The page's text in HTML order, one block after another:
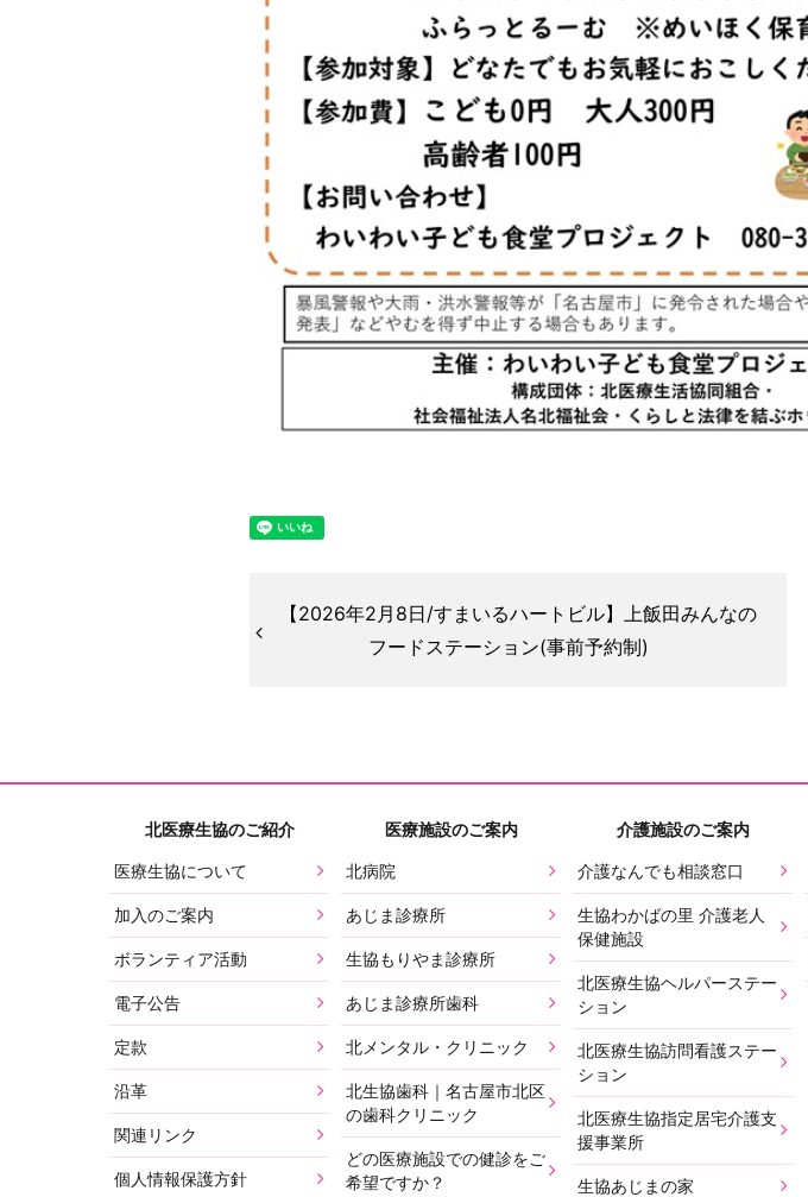
【2026年2月8日/すまいるハートビル】上飯田みんなの
フードステーション(事前予約制)
北医療生協のご紹介
医療生協について
加入のご案内
ボランティア活動
電子公告
定款
沿革
関連リンク
個人情報保護方針
医療施設のご案内
北病院
あじま診療所
生協もりやま診療所
あじま診療所歯科
北メンタル・クリニック
北生協歯科｜名古屋市北区
の歯科クリニック
どの医療施設での健診をご
希望ですか？
介護施設のご案内
介護なんでも相談窓口
生協わかばの里 介護老人
保健施設
北医療生協ヘルパーステー
ション
北医療生協訪問看護ステー
ション
北医療生協指定居宅介護支
援事業所
生協あじまの家